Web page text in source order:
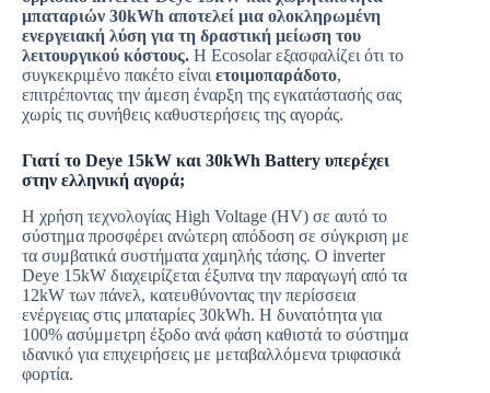
μπαταριών 30kWh αποτελεί μια ολοκληρωμένη
ενεργειακή λύση για τη δραστική μείωση του
λειτουργικού κόστους. Η Ecosolar εξασφαλίζει ότι το
συγκεκριμένο πακέτο είναι ετοιμοπαράδοτο,
επιτρέποντας την άμεση έναρξη της εγκατάστασής σας
χωρίς τις συνήθεις καθυστερήσεις της αγοράς.
Γιατί το Deye 15kW και 30kWh Battery υπερέχει
στην ελληνική αγορά;
Η χρήση τεχνολογίας High Voltage (HV) σε αυτό το
σύστημα προσφέρει ανώτερη απόδοση σε σύγκριση με
τα συμβατικά συστήματα χαμηλής τάσης. Ο inverter
Deye 15kW διαχειρίζεται έξυπνα την παραγωγή από τα
12kW των πάνελ, κατευθύνοντας την περίσσεια
ενέργειας στις μπαταρίες 30kWh. Η δυνατότητα για
100% ασύμμετρη έξοδο ανά φάση καθιστά το σύστημα
ιδανικό για επιχειρήσεις με μεταβαλλόμενα τριφασικά
φορτία.